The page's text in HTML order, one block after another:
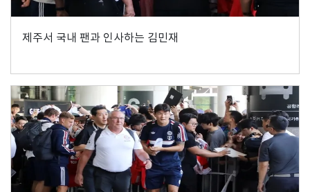
제주서 국내 팬과 인사하는 김민재